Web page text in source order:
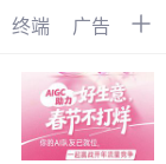
展会
时尚
终端 广告 时